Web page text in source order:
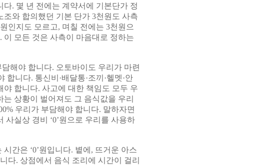
. 몇 년 전에는 계약서에 기본단가 정
와 합의했던 기본 단가 3천원도 사측
인지도 모르고, 며칠 전에는 3천원으
이 모든 것은 사측이 마음대로 정하는
해야 합니다. 오토바이도 우리가 마련
니다. 통신비·배달통·조끼·헬멧·안
합니다. 사고에 대한 책임도 모두 우
상황이 벌어져도 그 음식값을 우리
우리가 부담해야 합니다. 말하자면
실상 경비 ‘0’원으로 우리를 사용하
간은 ‘0’원입니다. 볕에, 뜨거운 아스
다. 상점에서 음식 조리에 시간이 걸리